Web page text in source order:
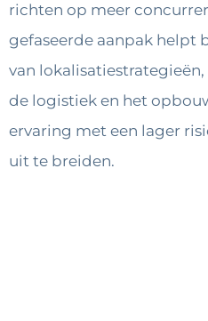
richten op meer
gefaseerde aanpak helpt
van
de logistiek en het
ervaring met een lager
uit te breiden.